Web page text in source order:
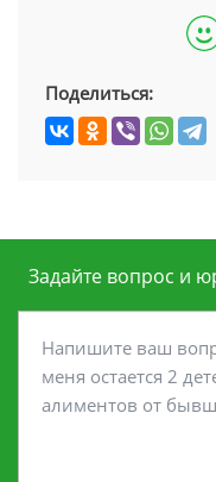
Поделиться:
Задайте вопрос и